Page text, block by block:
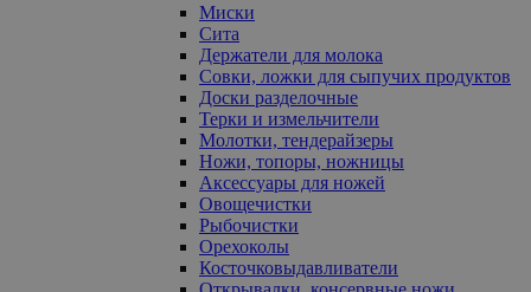
Миски
Сита
Держатели для молока
Совки, ложки для сыпучих продуктов
Доски разделочные
Терки и измельчители
Молотки, тендерайзеры
Ножи, топоры, ножницы
Аксессуары для ножей
Овощечистки
Рыбочистки
Орехоколы
Косточковыдавливатели